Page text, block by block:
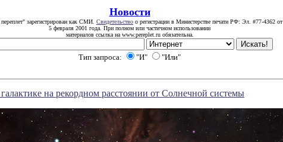
Новости
зарегистрирован как СМИ. Свидетельство о регистрации в Министерстве печати РФ: Эл. #77-4362 от
5 февраля 2001 года. При полном или частичном использовании
материалов ссылка на www.pereplet.ru обязательна.
Тип запроса: "И" "Или"
на рекордном расстоянии от Солнечной системы